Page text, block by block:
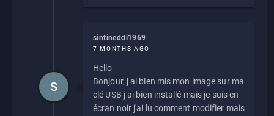
sintineddi1969
7 MONTHS AGO
Hello
Bonjour, j ai bien mis mon image sur ma
clé USB j ai bien installé mais je suis en
écran noir j'ai lu comment modifier mais
S